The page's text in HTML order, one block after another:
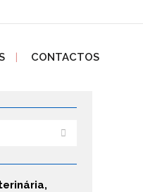
CONTACTOS